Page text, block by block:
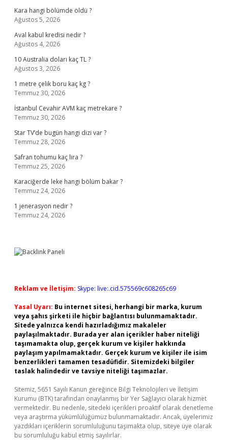
Kara hangi bölümde öldü ?
Ağustos 5, 2026
Aval kabul kredisi nedir ?
Ağustos 4, 2026
10 Australia doları kaç TL ?
Ağustos 3, 2026
1 metre çelik boru kaç kg ?
Temmuz 30, 2026
İstanbul Cevahir AVM kaç metrekare ?
Temmuz 30, 2026
Star TV’de bugün hangi dizi var ?
Temmuz 28, 2026
Safran tohumu kaç lira ?
Temmuz 25, 2026
Karaciğerde leke hangi bölüm bakar ?
Temmuz 24, 2026
1 jenerasyon nedir ?
Temmuz 24, 2026
Reklam ve İletişim: Skype: live:.cid.575569c608265c69
Yasal Uyarı: Bu internet sitesi, herhangi bir marka, kurum
veya şahıs şirketi ile hiçbir bağlantısı bulunmamaktadır.
Sitede yalnızca kendi hazırladığımız makaleler
paylaşılmaktadır. Burada yer alan içerikler haber niteliği
taşımamakta olup, gerçek kurum ve kişiler hakkında
paylaşım yapılmamaktadır. Gerçek kurum ve kişiler ile isim
benzerlikleri tamamen tesadüfidir. Sitemizdeki bilgiler
taslak halindedir ve tavsiye niteliği taşımazlar.
Sitemiz, 5651 Sayılı Kanun gereğince Bilgi Teknolojileri ve İletişim
Kurumu (BTK) tarafından onaylanmış bir Yer Sağlayıcı olarak hizmet
vermektedir. Bu nedenle, sitedeki içerikleri proaktif olarak denetleme
veya araştırma yükümlülüğümüz bulunmamaktadır. Ancak, üyelerimiz
yazdıkları içeriklerin sorumluluğunu taşımakta olup, siteye üye olarak
bu sorumluluğu kabul etmiş sayılırlar.